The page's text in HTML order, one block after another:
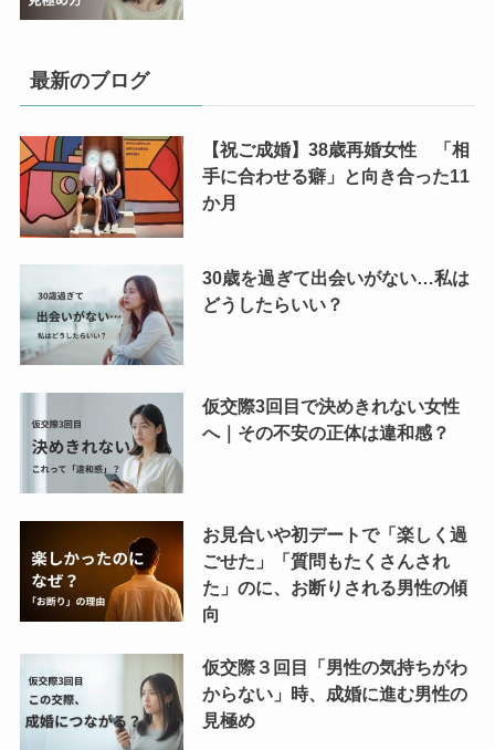
最新のブログ
【祝ご成婚】38歳再婚女性 「相
手に合わせる癖」と向き合った11
か月
30歳を過ぎて出会いがない…私は
どうしたらいい？
仮交際3回目で決めきれない女性
へ｜その不安の正体は違和感？
お見合いや初デートで「楽しく過
ごせた」「質問もたくさんされ
た」のに、お断りされる男性の傾
向
仮交際３回目「男性の気持ちがわ
からない」時、成婚に進む男性の
見極め